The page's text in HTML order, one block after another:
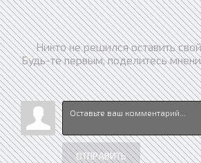
Никто не решился оставить
Будь-те первым, поделитесь
ОТПРАВИТЬ